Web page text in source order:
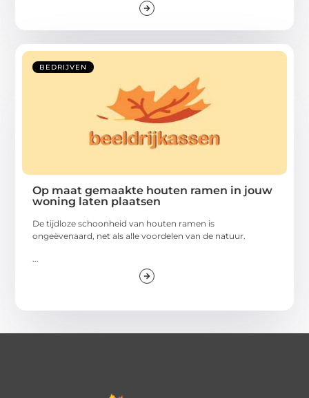
BEDRIJVEN
Op maat gemaakte houten ramen in jouw
woning laten plaatsen
De tijdloze schoonheid van houten ramen is
ongeëvenaard, net als alle voordelen van de natuur.